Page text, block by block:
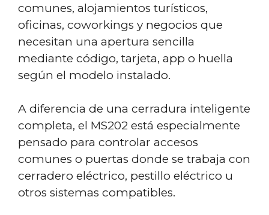
comunes, alojamientos turísticos,
oficinas, coworkings y negocios que
necesitan una apertura sencilla
mediante código, tarjeta, app o huella
según el modelo instalado.
A diferencia de una cerradura inteligente
completa, el MS202 está especialmente
pensado para controlar accesos
comunes o puertas donde se trabaja con
cerradero eléctrico, pestillo eléctrico u
otros sistemas compatibles.